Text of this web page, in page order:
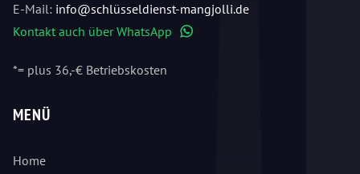
E-Mail: info@schlüsseldienst-mangjolli.de
Kontakt auch über WhatsApp
*= plus 36,-€ Betriebskosten
MENÜ
Home